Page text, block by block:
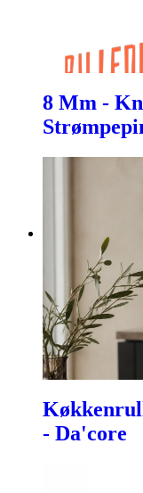
8 Mm -
- Da'core